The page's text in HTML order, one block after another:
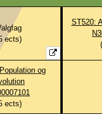
ects)
ST520:
(
og
ects)